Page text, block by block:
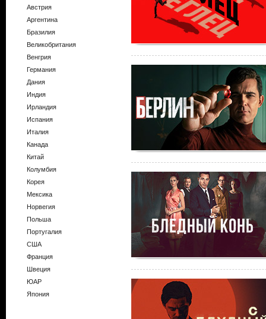
Австрия
Аргентина
Бразилия
Великобритания
Венгрия
Германия
Дания
Индия
Ирландия
Испания
Италия
Канада
Китай
Колумбия
Корея
Мексика
Норвегия
Польша
Португалия
США
Франция
Швеция
ЮАР
Япония